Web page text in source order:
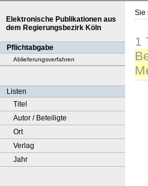
Elektronische Publikationen aus
dem Regierungsbezirk Köln
Pflichtabgabe
Ablieferungsverfahren
Listen
Titel
Autor / Beteiligte
Ort
Verlag
Jahr
Sie
1